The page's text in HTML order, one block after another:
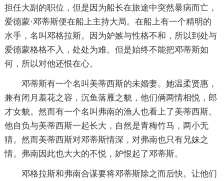
担任大副的职位，但是因为船长在旅途中突然暴病而亡，
爱德蒙·邓蒂斯便在船上主持大局。在船上有一个精明的
水手，名叫邓格拉斯。因为妒嫉与性格不和，所以到处与
爱德蒙格格不入，处处为难。但是始终不能把邓蒂斯如
何，所以对他还恨在心。
邓蒂斯有一个名叫美蒂西斯的未婚妻。她温柔贤惠，
兼有闭月羞花之容，沉鱼落雁之貌，他们俩两情相悦，郎
才女貌。然而有一个名叫弗南的渔人也看上了美蒂西斯。
他自负与美蒂西斯一起长大，自然是青梅竹马，两小无
猜。然而美蒂西斯对邓蒂斯情深，对弗南也只有兄妹之
情。弗南因此也大大的不悦，妒恨起了邓蒂斯。
邓格拉斯和弗南合谋要将邓蒂斯除之而后快。让他们